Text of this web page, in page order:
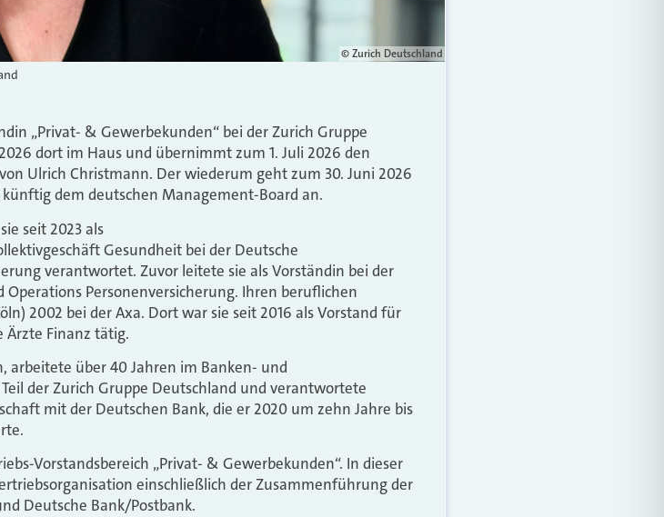
© Zurich Deutschland
„Privat- & Gewerbekunden“ bei der Zurich Gruppe
dort im Haus und übernimmt zum 1. Juli 2026 den
Ulrich Christmann. Der wiederum geht zum 30. Juni 2026
dem deutschen Management-Board an.
seit 2023 als
Gesundheit bei der Deutsche
verantwortet. Zuvor leitete sie als Vorständin bei der
Personenversicherung. Ihren beruflichen
2002 bei der Axa. Dort war sie seit 2016 als Vorstand für
Ärzte Finanz tätig.
arbeitete über 40 Jahren im Banken- und
der Zurich Gruppe Deutschland und verantwortete
mit der Deutschen Bank, die er 2020 um zehn Jahre bis
Vorstandsbereich „Privat- & Gewerbekunden“. In dieser
einschließlich der Zusammenführung der
Deutsche Bank/Postbank.